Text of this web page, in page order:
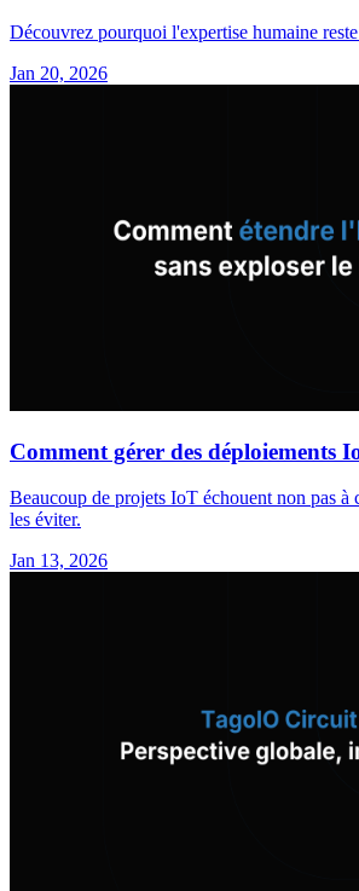
Découvrez pourquoi l'expertise humaine
Jan 20, 2026
Comment gérer des déploiements
Beaucoup de projets IoT échouent non pas
les éviter.
Jan 13, 2026